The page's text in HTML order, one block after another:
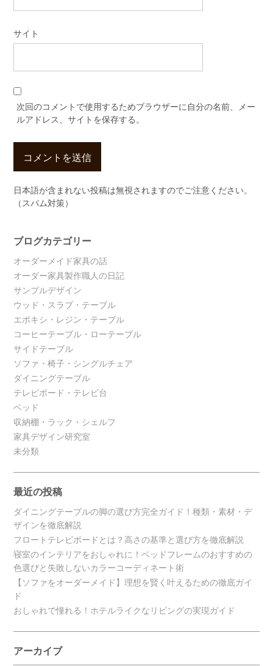
サイト
次回のコメントで使用するためブラウザーに自分の名前、メー
ルアドレス、サイトを保存する。
日本語が含まれない投稿は無視されますのでご注意ください。
（スパム対策）
ブログカテゴリー
オーダーメイド家具の話
オーダー家具製作職人の日記
サンプルデザイン
ウッド・スラブ・テーブル
エポキシ・レジン・テーブル
コーヒーテーブル・ローテーブル
サイドテーブル
ソファ・椅子・シングルチェア
ダイニングテーブル
テレビボード・テレビ台
ベッド
収納棚・ラック・シェルフ
家具デザイン研究室
未分類
最近の投稿
ダイニングテーブルの脚の選び方完全ガイド！種類・素材・デ
ザインを徹底解説
フロートテレビボードとは？高さの基準と選び方を徹底解説
寝室のインテリアをおしゃれに！ベッドフレームのおすすめの
色選びと失敗しないカラーコーディネート術
【ソファをオーダーメイド】理想を賢く叶えるための徹底ガイ
ド
おしゃれで憧れる！ホテルライクなリビングの実現ガイド
アーカイブ